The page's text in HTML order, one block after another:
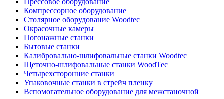
Компрессорное оборудование
Столярное оборудование Woodtec
Окрасочные камеры
Погонажные станки
Бытовые станки
Калибровально-шлифовальные станки Woodtec
Щеточно-шлифовальные станки WoodTec
Четырехсторонние станки
Упаковочные станки в стрейч пленку
Вспомогательное оборудование для межстаночной